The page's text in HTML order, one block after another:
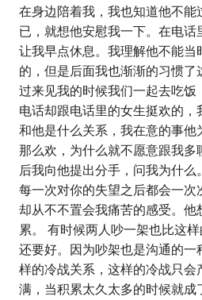
在身边陪着我，我也知道他不
已，就想他安慰我一下。在电
让我早点休息。我理解他不能
的，但是后面我也渐渐的习惯
过来见我的时候我们一起去吃饭
电话却跟电话里的女生挺欢的
和他是什么关系，我在意的事他
那么欢，为什么就不愿意跟我多
后我向他提出分手，问我为什
每一次对你的失望之后都会一
却从不不置会我痛苦的感受。
累。 有时候两人吵一架也比这
还要好。因为吵架也是沟通的
样的冷战关系，这样的冷战只会
满，当积累太久太多的时候就